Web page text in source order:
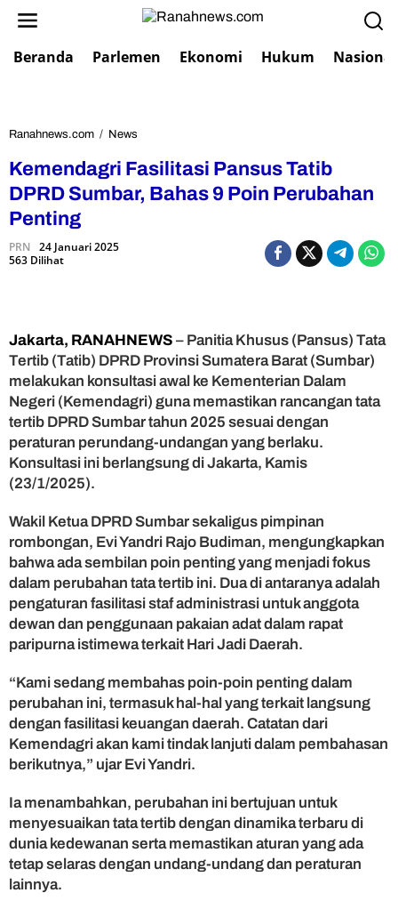
Beranda Parlemen Ekonomi Hukum Nasional
Ranahnews.com / News
m
e
n
s
i
l
i
t
a
n
s
u
s
T
t
i
D
P
R
D
S
b
a
r
,
Kemendagri Fasilitasi Pansus Tatib
DPRD Sumbar, Bahas 9 Poin Perubahan
Penting
PRN 24 Januari 2025
563 Dilihat
Jakarta, RANAHNEWS – Panitia Khusus (Pansus) Tata
Tertib (Tatib) DPRD Provinsi Sumatera Barat (Sumbar)
melakukan konsultasi awal ke Kementerian Dalam
Negeri (Kemendagri) guna memastikan rancangan tata
tertib DPRD Sumbar tahun 2025 sesuai dengan
peraturan perundang-undangan yang berlaku.
Konsultasi ini berlangsung di Jakarta, Kamis
(23/1/2025).
Wakil Ketua DPRD Sumbar sekaligus pimpinan
rombongan, Evi Yandri Rajo Budiman, mengungkapkan
bahwa ada sembilan poin penting yang menjadi fokus
dalam perubahan tata tertib ini. Dua di antaranya adalah
pengaturan fasilitasi staf administrasi untuk anggota
dewan dan penggunaan pakaian adat dalam rapat
paripurna istimewa terkait Hari Jadi Daerah.
“Kami sedang membahas poin-poin penting dalam
perubahan ini, termasuk hal-hal yang terkait langsung
dengan fasilitasi keuangan daerah. Catatan dari
Kemendagri akan kami tindak lanjuti dalam pembahasan
berikutnya,” ujar Evi Yandri.
Ia menambahkan, perubahan ini bertujuan untuk
menyesuaikan tata tertib dengan dinamika terbaru di
dunia kedewanan serta memastikan aturan yang ada
tetap selaras dengan undang-undang dan peraturan
lainnya.